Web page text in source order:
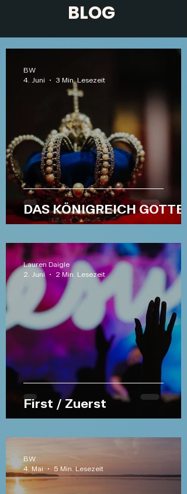
BLOG
DAS KÖNIGREICH GOTTES
BW
4. Juni
3 Min. Lesezeit
First / Zuerst
Lauren Daigle
2. Juni
2 Min. Lesezeit
BW
4. Mai
5 Min. Lesezeit